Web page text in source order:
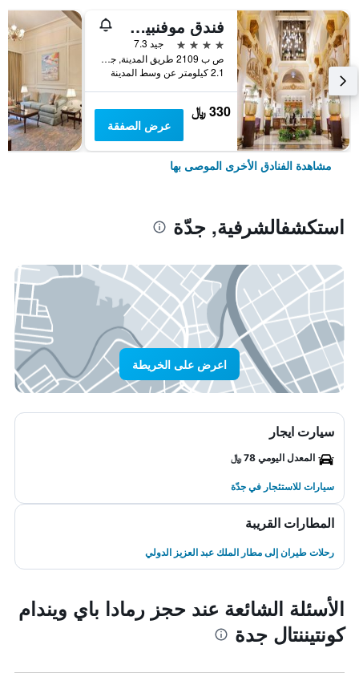
فندق موفنبيك جدة
4 نجوم
جيد 7.3
ص ب 2109 طريق المدينة, جدّة, المملكة العربية السعودية
2.1 كيلومتر عن وسط المدينة
330 ﷼
عرض الصفقة
مشاهدة الفنادق الأخرى الموصى بها
استكشفالشرفية, جدّة
اعرض على الخريطة
سيارت ايجار
المعدل اليومي 78 ﷼
سيارات للاستئجار في جدّة
المطارات القريبة
رحلات طيران إلى مطار الملك عبد العزيز الدولي
الأسئلة الشائعة عند حجز رمادا باي ويندام
كونتيننتال جدة